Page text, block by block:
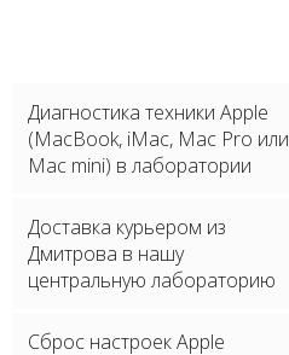
Диагностика техники Apple
(MacBook, iMac, Mac Pro или
Mac mini) в лаборатории
Доставка курьером из
Дмитрова в нашу
центральную лабораторию
Сброс настроек Apple